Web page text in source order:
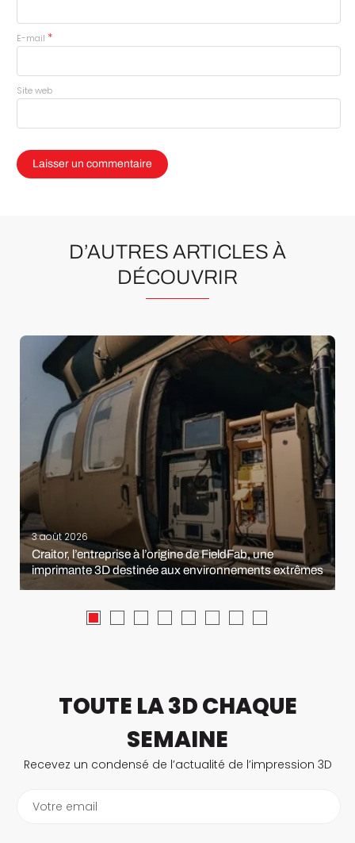
E-mail *
Site web
D’AUTRES ARTICLES À
DÉCOUVRIR
3 août 2026
Craitor, l’entreprise à l’origine de FieldFab, une
imprimante 3D destinée aux environnements extrêmes
TOUTE LA 3D CHAQUE
SEMAINE
Recevez un condensé de l’actualité de l’impression 3D
Votre email